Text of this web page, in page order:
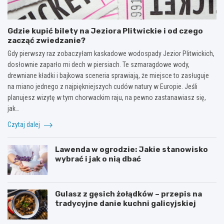
Gdzie kupić bilety na Jeziora Plitwickie i od czego
zacząć zwiedzanie?
Gdy pierwszy raz zobaczyłam kaskadowe wodospady Jezior Plitwickich,
dosłownie zaparło mi dech w piersiach. Te szmaragdowe wody,
drewniane kładki i bajkowa sceneria sprawiają, że miejsce to zasługuje
na miano jednego z najpiękniejszych cudów natury w Europie. Jeśli
planujesz wizytę w tym chorwackim raju, na pewno zastanawiasz się,
jak…
Czytaj dalej
Lawenda w ogrodzie: Jakie stanowisko
wybrać i jak o nią dbać
Gulasz z gęsich żołądków – przepis na
tradycyjne danie kuchni galicyjskiej